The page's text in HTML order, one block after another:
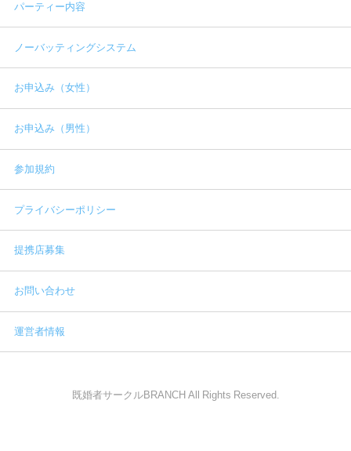
パーティー内容
ノーバッティングシステム
お申込み（女性）
お申込み（男性）
参加規約
プライバシーポリシー
提携店募集
お問い合わせ
運営者情報
既婚者サークルBRANCH All Rights Reserved.